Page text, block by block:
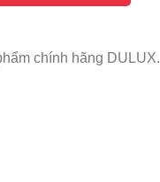
chính hãng DULUX.